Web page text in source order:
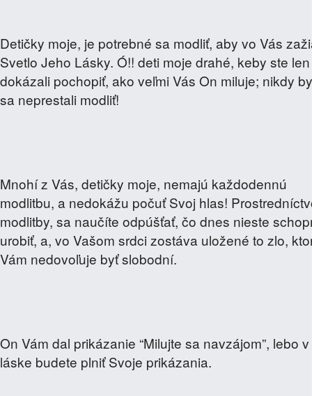
Detičky moje, je potrebné sa modliť, aby vo Vás
Svetlo Jeho Lásky. Ó!! deti moje drahé, keby ste len
dokázali pochopiť, ako veľmi Vás On miluje; nikdy
sa neprestali modliť!
Mnohí z Vás, detičky moje, nemajú každodennú
modlitbu, a nedokážu počuť Svoj hlas!
modlitby, sa naučíte odpúšťať, čo dnes nieste
urobiť, a, vo Vašom srdci zostáva uložené to zlo,
Vám nedovoľuje byť slobodní.
On Vám dal prikázanie “Milujte sa navzájom”, lebo v
láske budete plniť Svoje prikázania.